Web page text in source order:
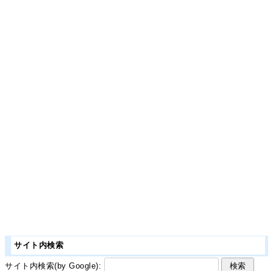
サイト内検索
サイト内検索(by Google):